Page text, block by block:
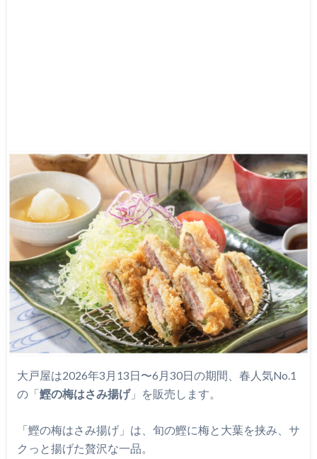
大戸屋は2026年3月13日〜6月30日の期間、春人気No.1
の「鰹の梅はさみ揚げ」を販売します。
「鰹の梅はさみ揚げ」は、旬の鰹に梅と大葉を挟み、サ
クっと揚げた贅沢な一品。